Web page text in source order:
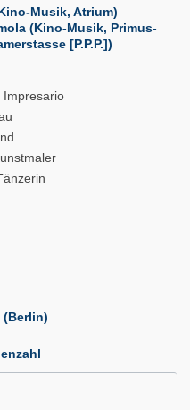
Musik, Atrium)
(Kino-Musik, Primus-
[P.P.P.])
Impresario
(Berlin)